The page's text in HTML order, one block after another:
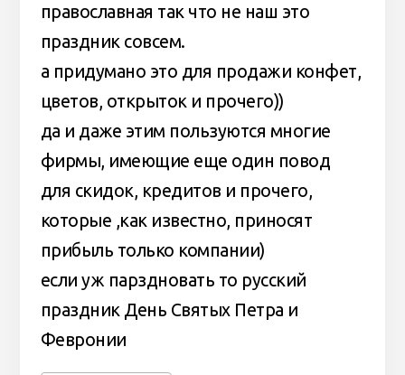
православная так что не наш это
праздник совсем.
а придумано это для продажи конфет,
цветов, открыток и прочего))
да и даже этим пользуются многие
фирмы, имеющие еще один повод
для скидок, кредитов и прочего,
которые ,как известно, приносят
прибыль только компании)
если уж парздновать то русский
праздник День Святых Петра и
Февронии